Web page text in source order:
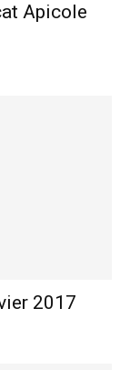
Apicole
2017